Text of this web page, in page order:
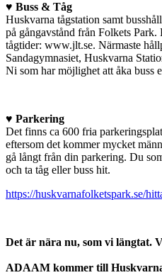
♥ Buss & Tåg
Huskvarna tågstation samt
på gångavstånd från Folkets Park.
tågtider: www.jlt.se. Närmaste
Sandagymnasiet, Huskvarna
Ni som har möjlighet att åka buss
♥ Parkering
Det finns ca 600 fria
eftersom det kommer mycket
gå långt från din parkering. Du
och ta tåg eller buss hit.
https://huskvarnafolketspark.se/
Det är nära nu, som vi längtat.
ADAAM kommer till